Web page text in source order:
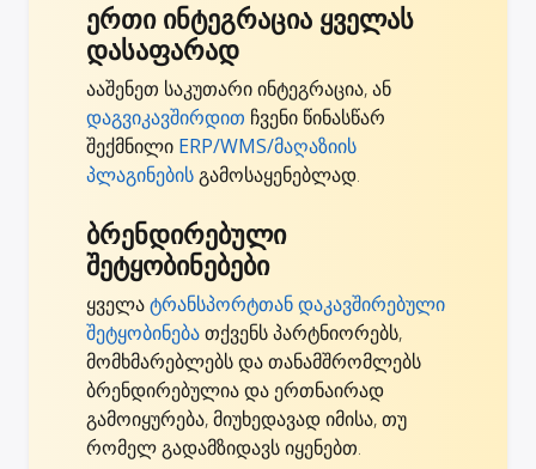
ერთი ინტეგრაცია ყველას
დასაფარად
ააშენეთ საკუთარი ინტეგრაცია, ან
დაგვიკავშირდით ჩვენი წინასწარ
შექმნილი ERP/WMS/მაღაზიის
პლაგინებისგამოსაყენებლად.
ბრენდირებული
შეტყობინებები
ყველატრანსპორტთან დაკავშირებული
შეტყობინებათქვენს პარტნიორებს,
მომხმარებლებს და თანამშრომლებს
ბრენდირებულია და ერთნაირად
გამოიყურება, მიუხედავად იმისა, თუ
რომელ გადამზიდავს იყენებთ.